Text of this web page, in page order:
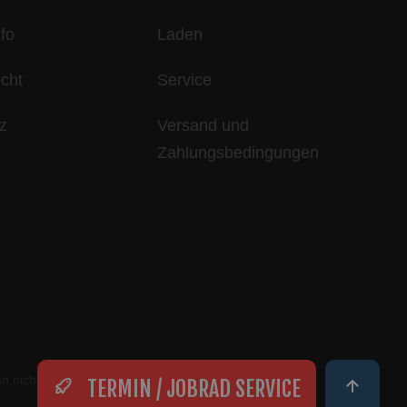
Laden
Service
Versand und
Zahlungsbedingungen
nicht anders beschriebenTERMIN / JOBRAD SERVICE